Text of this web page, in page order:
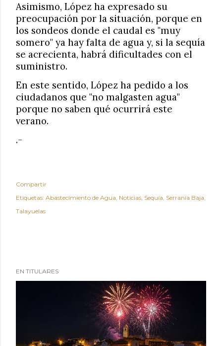
Asimismo, López ha expresado su
preocupación por la situación, porque en
los sondeos donde el caudal es "muy
somero" ya hay falta de agua y, si la sequía
se acrecienta, habrá dificultades con el
suministro.
En este sentido, López ha pedido a los
ciudadanos que "no malgasten agua"
porque no saben qué ocurrirá este
verano.
.-
Compartir
Etiquetas: Abastecimiento de Agua Noticias Sequía Serranía Baja
Talayuelas
EN TITULARES